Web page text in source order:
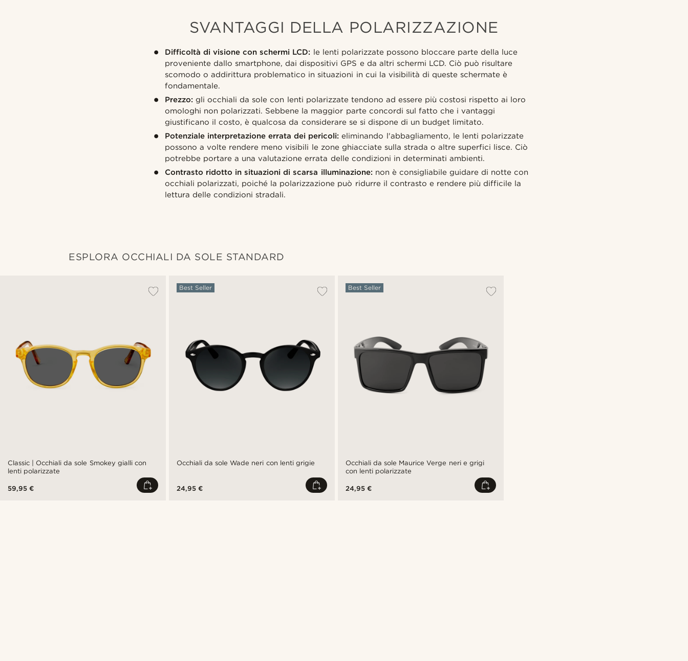
SVANTAGGI DELLA POLARIZZAZIONE
Difficoltà di visione con schermi LCD: le lenti polarizzate possono bloccare parte della luce
proveniente dallo smartphone, dai dispositivi GPS e da altri schermi LCD. Ciò può risultare
scomodo o addirittura problematico in situazioni in cui la visibilità di queste schermate è
fondamentale.
Prezzo: gli occhiali da sole con lenti polarizzate tendono ad essere più costosi rispetto ai loro
omologhi non polarizzati. Sebbene la maggior parte concordi sul fatto che i vantaggi
giustificano il costo, è qualcosa da considerare se si dispone di un budget limitato.
Potenziale interpretazione errata dei pericoli: eliminando l'abbagliamento, le lenti polarizzate
possono a volte rendere meno visibili le zone ghiacciate sulla strada o altre superfici lisce. Ciò
potrebbe portare a una valutazione errata delle condizioni in determinati ambienti.
Contrasto ridotto in situazioni di scarsa illuminazione: non è consigliabile guidare di notte con
occhiali polarizzati, poiché la polarizzazione può ridurre il contrasto e rendere più difficile la
lettura delle condizioni stradali.
ESPLORA OCCHIALI DA SOLE STANDARD
Classic | Occhiali da sole Smokey gialli con
lenti polarizzate
59,95 €
Occhiali da sole Wade neri con lenti grigie
Best Seller
24,95 €
Occhiali da sole Maurice Verge neri e grigi
con lenti polarizzate
Best Seller
24,95 €